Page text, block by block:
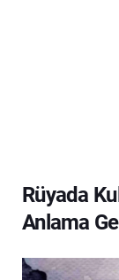
Rüyada
Anlama